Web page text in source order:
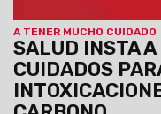
A TENER MUCHO CUIDADO
SALUD INSTA
CUIDADOS